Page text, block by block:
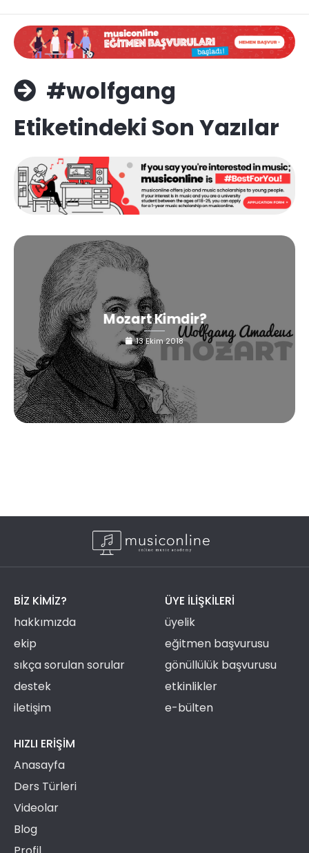
#wolfgang
Etiketindeki Son Yazılar
Mozart Kimdir?
13 Ekim 2018
BIZ KIMIZ?
hakkımızda
ekip
sıkça sorulan sorular
destek
iletişim
ÜYE ILIŞKILERI
üyelik
eğitmen başvurusu
gönüllülük başvurusu
etkinlikler
e-bülten
HIZLI ERIŞIM
Anasayfa
Ders Türleri
Videolar
Blog